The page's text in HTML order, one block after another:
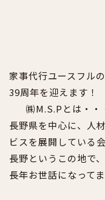
家事代行ユースフルの
39周年を迎えます！
㈱M.S.P とは・・
長野県を中心に、人
ビスを展開している会
長野というこの地で、
長年お世話になって